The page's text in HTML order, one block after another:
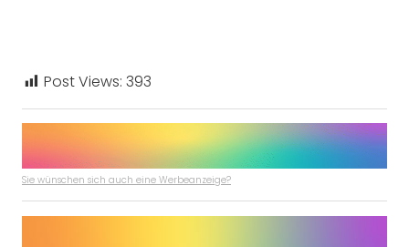
Post Views: 393
Sie wünschen sich auch eine Werbeanzeige?